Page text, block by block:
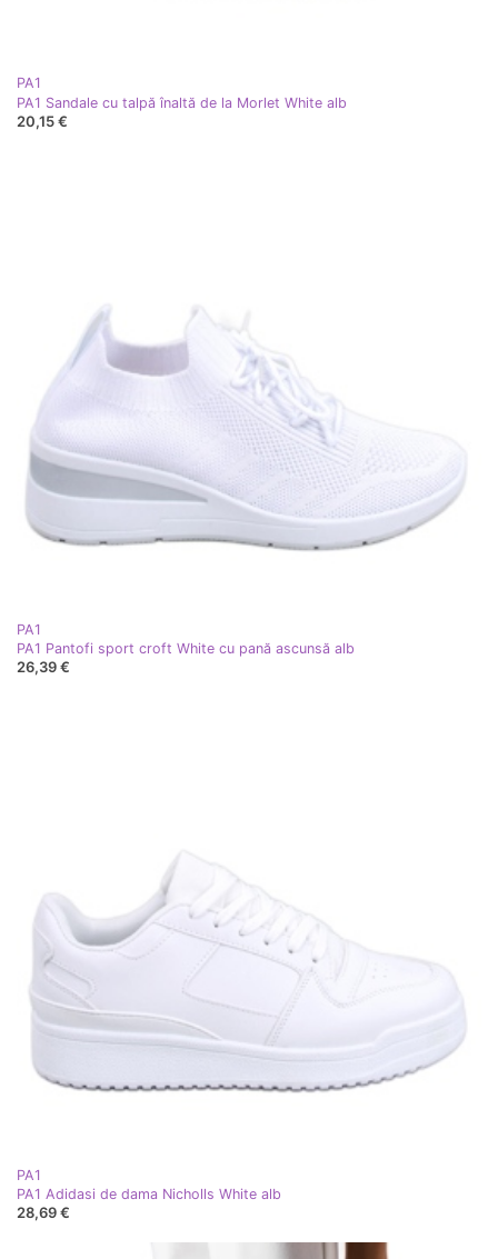
PA1
PA1 Sandale cu talpă înaltă de la Morlet White alb
20,15 €
PA1
PA1 Pantofi sport croft White cu pană ascunsă alb
26,39 €
PA1
PA1 Adidasi de dama Nicholls White alb
28,69 €